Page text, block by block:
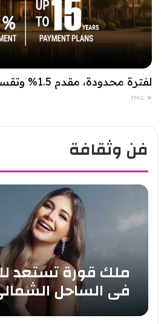
لفترة محدودة، مقدم 1.5% وتقسيط حتى 15 سنة
TMG
فن وثقافة
ملك قورة تستعد
في الساحل
عريسها يوسف